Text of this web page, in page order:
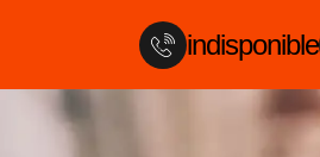
indisponible